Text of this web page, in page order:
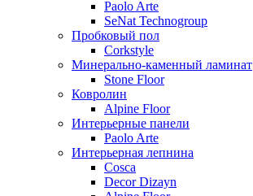
Paolo Arte
SeNat Technogroup
Пробковый пол
Corkstyle
Минерально-каменный ламинат
Stone Floor
Ковролин
Alpine Floor
Интерьерные панели
Paolo Arte
Интерьерная лепнина
Cosca
Decor Dizayn